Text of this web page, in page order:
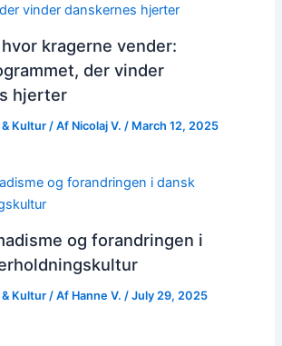
kragerne vender:
der vinder
hjerter
Kultur / Af Nicolaj V./ March 12, 2025
og forandringen i
Kultur / Af Hanne V./July 29, 2025